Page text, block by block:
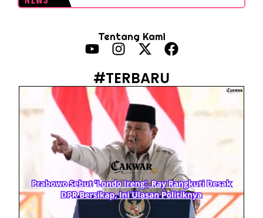
Baterai Apple Watch Cepat Boros? Ini Penyebab dan Cara Mengatasinya
HP Huawei Cepat Panas? Ini Penyebab Utama dan Cara Mengatasinya
HP Realme Kena Air Tidak Bisa Dicas? Jangan Langsung Charge, Ini Solusinya
Eks Jampidsus Febrie Adriansyah Tersangka Korupsi Asabri Tapi Masih Terima Gaji: Mengapa Begitu?
Tentang Kami
#TERBARU